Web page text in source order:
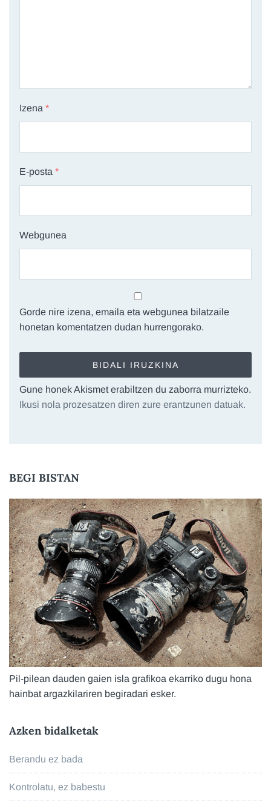
Izena *
E-posta *
Webgunea
Gorde nire izena, emaila eta webgunea bilatzaile
honetan komentatzen dudan hurrengorako.
Gune honek Akismet erabiltzen du zaborra murrizteko.
Ikusi nola prozesatzen diren zure erantzunen datuak.
BEGI BISTAN
Pil-pilean dauden gaien isla grafikoa ekarriko dugu hona
hainbat argazkilariren begiradari esker.
Azken bidalketak
Berandu ez bada
Kontrolatu, ez babestu